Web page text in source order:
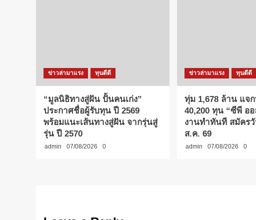
ข่าวล่ามาแรง ทุนดีดี
“มูลนิธิทางสู่ฝัน ปั้นคนเก่ง”
ประกาศชื่อผู้รับทุน ปี 2569
พร้อมแนะเส้นทางสู่ฝัน จากรุ่นสู่
รุ่น ปี 2570
admin 07/08/2026 0
ข่าวล่ามาแรง ทุนดีดี
ทุ่ม 1,678 ล้าน แจ
40,200 ทุน “ซีพี อ
งานทำทันที สมัคร
ส.ค. 69
admin 07/08/2026 0